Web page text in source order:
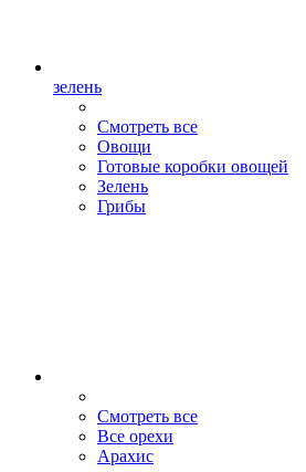
зелень
Смотреть все
Овощи
Готовые коробки овощей
Зелень
Грибы
Смотреть все
Все орехи
Арахис